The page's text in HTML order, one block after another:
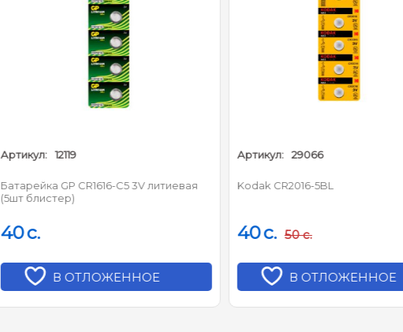
Артикул: 12119
Батарейка GP CR1616-C5 3V литиевая
(5шт блистер)
40 c.
В ОТЛОЖЕННОЕ
Артикул: 29066
Kodak CR2016-5BL
40 c. 50 c.
В ОТЛОЖЕННОЕ